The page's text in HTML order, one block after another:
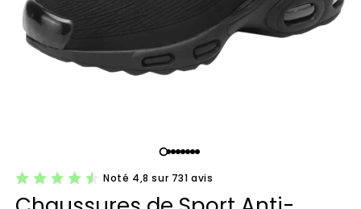
Noté 4,8 sur 731 avis